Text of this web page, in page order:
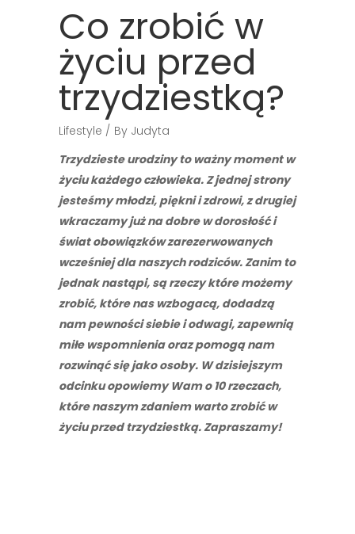
Co zrobić w
życiu przed
trzydziestką?
Lifestyle By Judyta
Trzydzieste urodziny to ważny moment w
życiu każdego człowieka. Z jednej strony
jesteśmy młodzi, piękni i zdrowi, z drugiej
wkraczamy już na dobre w dorosłość i
świat obowiązków zarezerwowanych
wcześniej dla naszych rodziców. Zanim to
jednak nastąpi, są rzeczy które możemy
zrobić, które nas wzbogacą, dodadzą
nam pewności siebie i odwagi, zapewnią
miłe wspomnienia oraz pomogą nam
rozwinąć się jako osoby. W dzisiejszym
odcinku opowiemy Wam o 10 rzeczach,
które naszym zdaniem warto zrobić w
życiu przed trzydziestką. Zapraszamy!